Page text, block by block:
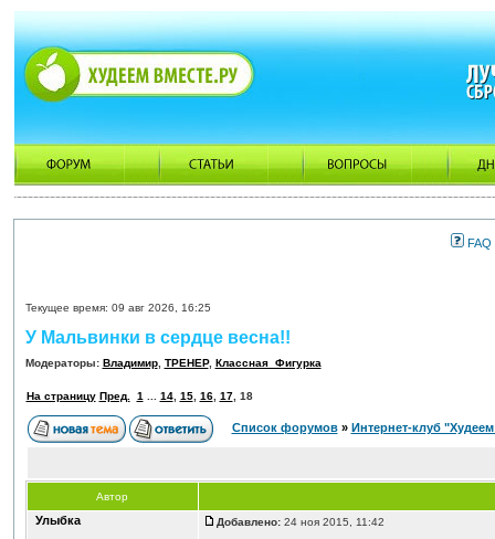
FAQ
Текущее время: 09 авг 2026, 16:25
У Мальвинки в сердце весна!!
Модераторы: Владимир, ТРЕНЕР, Классная_Фигурка
На страницу Пред. 1 14, 15, 16, 17, 18
Список форумов» Интернет-клуб
Автор
Улыбка Добавлено:24 ноя 2015, 11:42